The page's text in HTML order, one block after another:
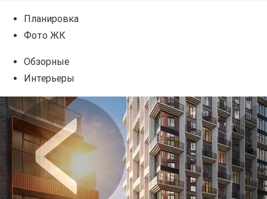
Планировка
Фото ЖК
Обзорные
Интерьеры